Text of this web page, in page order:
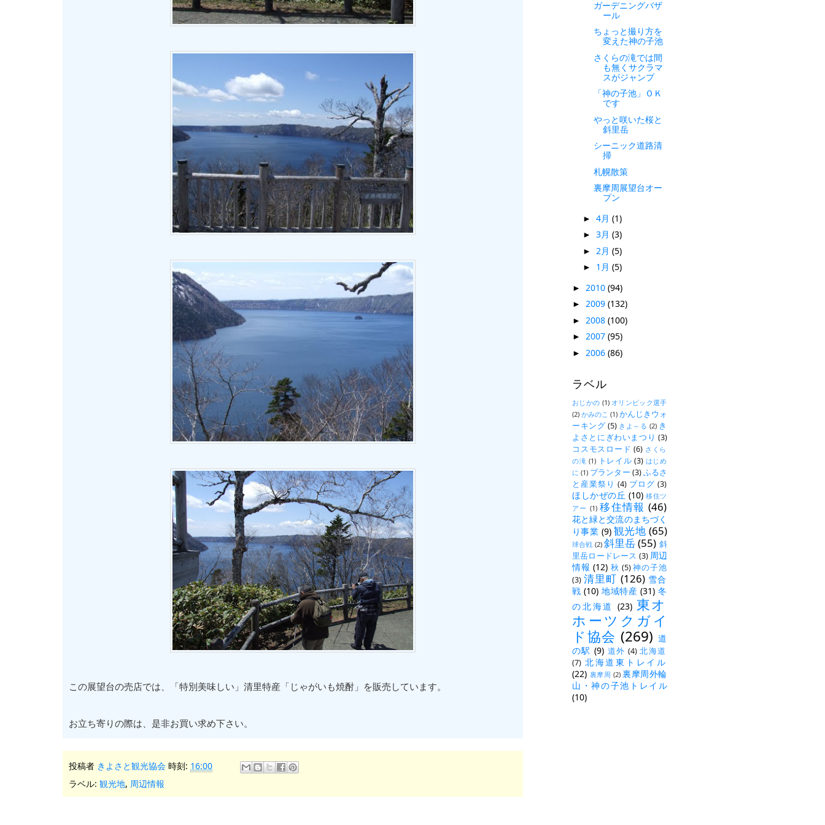
この展望台の売店では、「特別美味しい」清里特産「じゃがいも焼酎」を販売しています。
お立ち寄りの際は、是非お買い求め下さい。
投稿者 きよさと観光協会 時刻: 16:00
ラベル: 観光地, 周辺情報
ガーデニングバザ
ール
ちょっと撮り方を
変えた神の子池
さくらの滝では間
も無くサクラマ
スがジャンプ
「神の子池」ＯＫ
です
やっと咲いた桜と
斜里岳
シーニック道路清
掃
札幌散策
裏摩周展望台オー
プン
► 4月 (1)
► 3月 (3)
► 2月 (5)
► 1月 (5)
► 2010 (94)
► 2009 (132)
► 2008 (100)
► 2007 (95)
► 2006 (86)
ラベル
おじかの (1) オリンピック選手
(2) かみのこ (1) かんじきウォ
ーキング (5) きよ～る (2) き
よさとにぎわいまつり (3)
コスモスロード (6) さくら
の滝 (1) トレイル (3) はじめ
に (1) プランター (3)ふるさ
と産業祭り (4) ブログ (3)
ほしかぜの丘 (10) 移住ツ
アー (1) 移住情報 (46)
花と緑と交流のまちづく
り事業 (9) 観光地 (65)
球合戦 (2) 斜里岳(55) 斜
里岳ロードレース (3) 周辺
情報 (12) 秋 (5) 神の子池
(3) 清里町 (126) 雪合
戦 (10) 地域特産 (31) 冬
の北海道 (23) 東オ
ホーツクガイ
ド協会 (269) 道
の駅 (9) 道外 (4) 北海道
(7) 北海道東トレイル
(22) 裏摩周 (2) 裏摩周外輪
山・神の子池トレイル
(10)